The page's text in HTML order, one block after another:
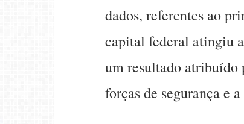
dados, referentes ao
capital federal atingiu
um resultado atribuído
forças de segurança e